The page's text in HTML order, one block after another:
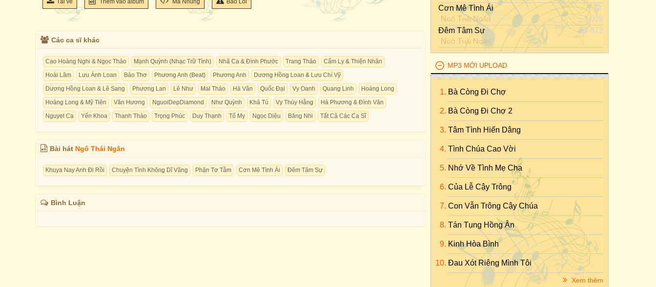
Tải về Thêm vào album Mã Nhúng Báo Lỗi
Các ca sĩ khác
Cao Hoàng Nghi & Ngọc Thảo Mạnh Quỳnh (Nhạc Trữ Tình) Nhã Ca & Đình Phước Trang Thảo
Cẩm Ly & Thiện Nhân
Hoài Lâm
Lưu Ánh Loan Bảo Thơ Phương Anh (Beat) Phương Anh
Dương Hồng Loan & Lưu Chí Vỹ
Dương Hồng Loan & Lê Sang
Phương Lan Lê Như Mai Thảo Hà Vân Quốc Đại Vy Oanh Quang Linh
Hoàng Long
Hoàng Long & Mỹ Tiên
Văn Hương NguoiDepDiamond Như Quỳnh Khả Tú Vy Thúy Hằng
Hà Phương & Đình Văn
Nguyet Ca
Yến Khoa Thanh Thảo Trọng Phúc Duy Thạnh Tố My Ngọc Diệu Băng Nhi Tất Cả Các Ca Sĩ
Bài hát Ngô Thái Ngân
Khuya Nay Anh Đi Rồi Chuyện Tình Không Dĩ Vãng Phận Tơ Tằm Cơn Mê Tình Ái Đêm Tâm Sự
Bình Luận
Cơn Mê Tình Ái
Ngô Thái Ngân
1.028
Đêm Tâm Sự
Ngô Thái Ngân
872
MP3 MỚI UPLOAD
Bà Còng Đi Chợ
Bà Còng Đi Chợ 2
Tâm Tình Hiến Dâng
Tình Chúa Cao Vời
Nhớ Về Tình Mẹ Cha
Của Lễ Cậy Trông
Con Vẫn Trông Cậy Chúa
Tán Tụng Hồng Ân
Kinh Hòa Bình
Đau Xót Riêng Mình Tôi
Xem thêm